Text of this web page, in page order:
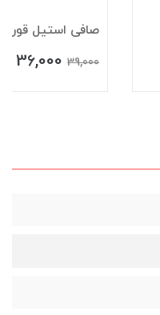
صافی استیل
39,000
36,000